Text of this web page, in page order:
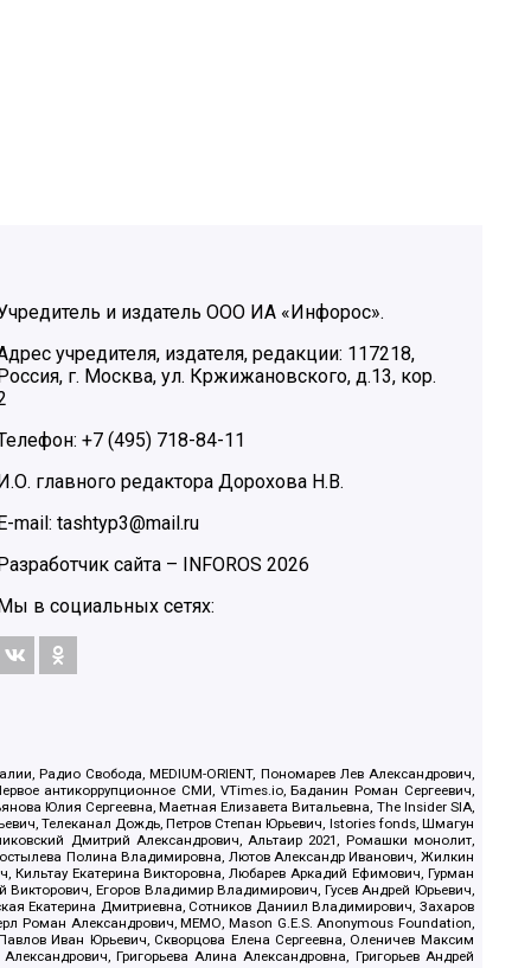
и издатель ООО ИА «Инфорос».
учредителя, издателя, редакции: 117218,
г. Москва, ул. Кржижановского, д.13, кор.
+7 (495) 718-84-11
главного редактора Дорохова Н.В.
mail: tashtyp3@mail.ru
сайта –
INFOROS 2026
в социальных сетях:
Радио Свобода, MEDIUM-ORIENT, Пономарев Лев Александрович,
антикоррупционное СМИ, VTimes.io, Баданин Роман Сергеевич,
Юлия Сергеевна, Маетная Елизавета Витальевна, The Insider SIA,
Телеканал Дождь, Петров Степан Юрьевич, Istories fonds, Шмагун
Дмитрий Александрович, Альтаир 2021, Ромашки монолит,
Полина Владимировна, Лютов Александр Иванович, Жилкин
Екатерина Викторовна, Любарев Аркадий Ефимович, Гурман
Егоров Владимир Владимирович, Гусев Андрей Юрьевич,
Екатерина Дмитриевна, Сотников Даниил Владимирович, Захаров
Роман Александрович, МЕМО, Mason G.E.S. Anonymous Foundation,
Иван Юрьевич, Скворцова Елена Сергеевна, Оленичев Максим
Григорьева Алина Александровна, Григорьев Андрей